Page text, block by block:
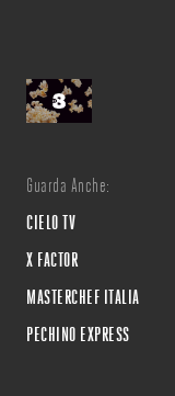
Guarda Anche:
CIELO TV
X FACTOR
MASTERCHEF ITALIA
PECHINO EXPRESS